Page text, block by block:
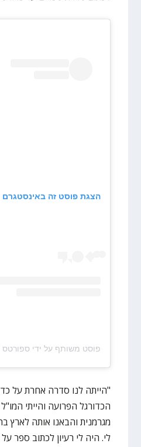
הצגת פוסט זה באינסטגרם
פוסט משותף על ידי ‏‎ספורטס רבי – הבית של הכדורסל הישראלי‎‏ (@‏‎sportsrabbi‎‏)
"הייתה לנו סדרה אחרת על
הכדורגל הפרועה והייתי
מגרמנית והבאנו אותה לארץ
לי. היה לי רעיון לכתוב ספר